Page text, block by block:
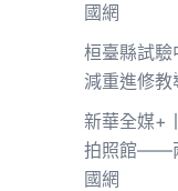
國網
桓臺縣試驗
減重進修教
新華全媒+
拍照館——
國網